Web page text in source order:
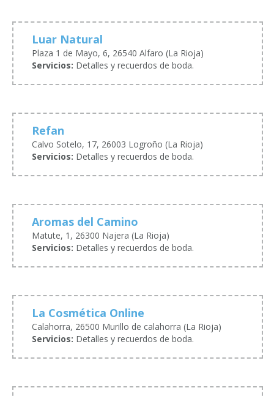
Luar Natural
Plaza 1 de Mayo, 6, 26540 Alfaro (La Rioja)
Servicios: Detalles y recuerdos de boda.
Refan
Calvo Sotelo, 17, 26003 Logroño (La Rioja)
Servicios: Detalles y recuerdos de boda.
Aromas del Camino
Matute, 1, 26300 Najera (La Rioja)
Servicios: Detalles y recuerdos de boda.
La Cosmética Online
Calahorra, 26500 Murillo de calahorra (La Rioja)
Servicios: Detalles y recuerdos de boda.